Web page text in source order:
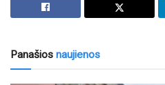
Panašios naujienos